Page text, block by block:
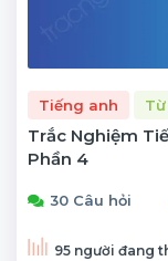
Tiếng anh
Trắc Nghiệm
Phần 4
30 Câu hỏi
95 người đang